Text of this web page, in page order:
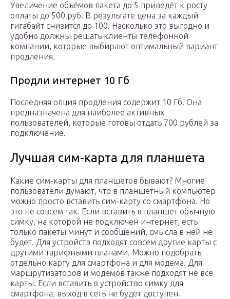
Увеличение объёмов пакета до 5 приведёт к росту
оплаты до 500 руб. В результате цена за каждый
гигабайт снизится до 100. Насколько это выгодно и
удобно должны решать клиенты телефонной
компании, которые выбирают оптимальный вариант
продления.
Продли интернет 10 Гб
Последняя опция продления содержит 10 Гб. Она
предназначена для наиболее активных
пользователей, которые готовы отдать 700 рублей за
подключение.
Лучшая сим-карта для планшета
Какие сим-карты для планшетов бывают? Многие
пользователи думают, что в планшетный компьютер
можно просто вставить сим-карту со смартфона. Но
это не совсем так. Если вставить в планшет обычную
симку, на которой не подключен интернет, есть
только пакеты минут и сообщений, смысла в ней не
будет. Для устройств подходят совсем другие карты с
другими тарифными планами. Можно подобрать
отдельно карту для смартфона и для модема. Для
маршрутизаторов и модемов также подходят не все
карты. Если вставить в устройство симку для
смартфона, выход в сеть не будет доступен.